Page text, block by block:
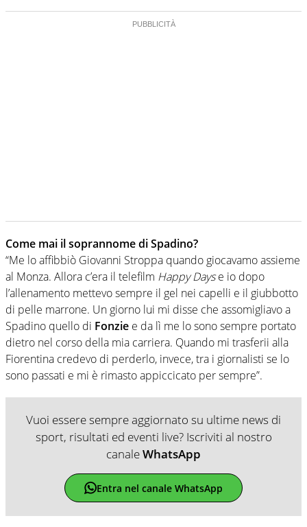
Come mai il soprannome di Spadino?
“Me lo affibbiò Giovanni Stroppa quando giocavamo assieme
al Monza. Allora c’era il telefilm Happy Dayse io dopo
l’allenamento mettevo sempre il gel nei capelli e il giubbotto
di pelle marrone. Un giorno lui mi disse che assomigliavo a
Spadino quello di Fonzie e da lì me lo sono sempre portato
dietro nel corso della mia carriera. Quando mi trasferii alla
Fiorentina credevo di perderlo, invece, tra i giornalisti se lo
sono passati e mi è rimasto appiccicato per sempre”.
Vuoi essere sempre aggiornato su ultime news di
sport, risultati ed eventi live? Iscriviti al nostro
canaleWhatsApp
Entra nel canale WhatsApp